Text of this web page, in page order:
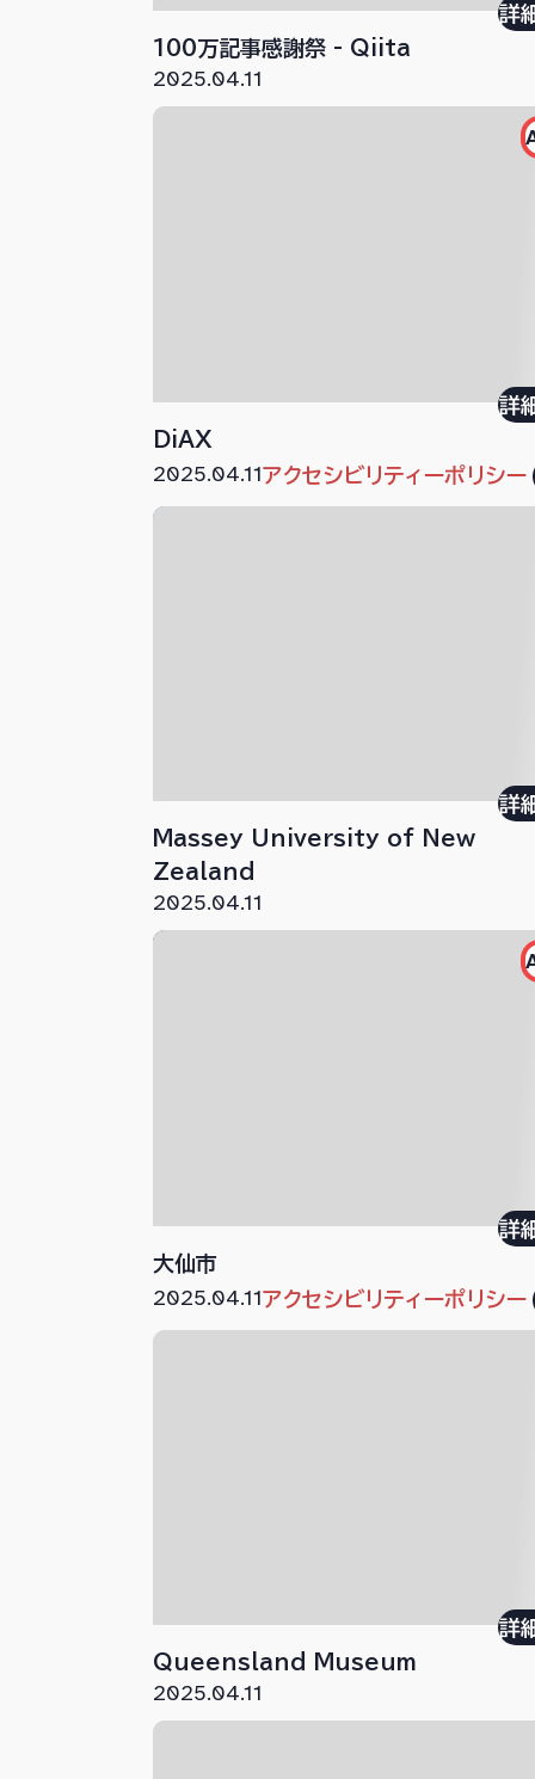
100万記事感謝祭 - Qiita
詳
2025.04.11
DiAX
詳
2025.04.11アクセシビリティーポリシー
Massey University of New
Zealand
詳
2025.04.11
大仙市
詳
2025.04.11アクセシビリティーポリシー
Queensland Museum
詳
2025.04.11